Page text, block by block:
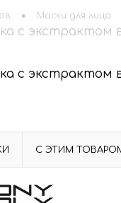
• Маски для лица
с
с
С ЭТИМ